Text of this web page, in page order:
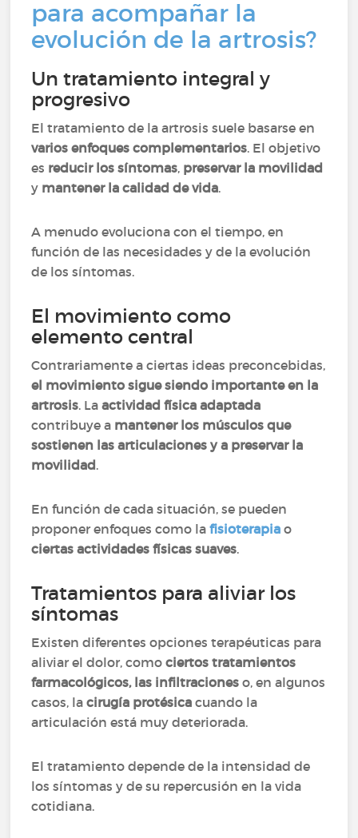
para acompañar la
evolución de la artrosis?
Un tratamiento integral y
progresivo
El tratamiento de la artrosis suele basarse en
varios enfoques complementarios. El objetivo
es reducir los síntomas, preservar la movilidad
y mantener la calidad de vida.
A menudo evoluciona con el tiempo, en
función de las necesidades y de la evolución
de los síntomas.
El movimiento como
elemento central
Contrariamente a ciertas ideas preconcebidas,
el movimiento sigue siendo importante en la
artrosis. Laactividad física adaptada
contribuye a mantener los músculos que
sostienen las articulaciones y a preservar la
movilidad.
En función de cada situación, se pueden
proponer enfoques como lafisioterapia o
ciertas actividades físicas suaves.
Tratamientos para aliviar los
síntomas
Existen diferentes opciones terapéuticas para
aliviar el dolor, comociertos tratamientos
farmacológicos, las infiltraciones o, en algunos
casos, lacirugía protésica cuando la
articulación está muy deteriorada.
El tratamiento depende de la intensidad de
los síntomas y de su repercusión en la vida
cotidiana.